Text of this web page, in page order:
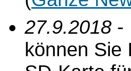
27.9.2018 -
können Sie